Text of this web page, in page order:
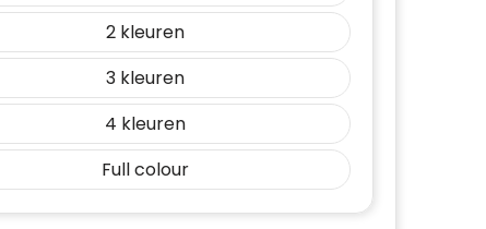
2
3
4
Full colour